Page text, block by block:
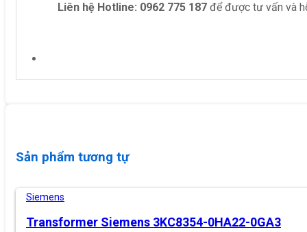
Liên hệ Hotline: 0962 775 187 để được tư vấn và
Sản phẩm tương tự
Siemens
Transformer Siemens 3KC8354-0HA22-0GA3